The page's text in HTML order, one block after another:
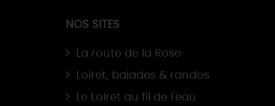
NOS SITES
La route de la Rose
Loiret, balades & randos
Le Loiret au fil de l'eau